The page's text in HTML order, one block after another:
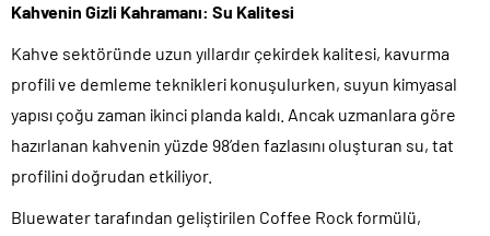
Kahvenin Gizli Kahramanı: Su Kalitesi
Kahve sektöründe uzun yıllardır çekirdek kalitesi, kavurma
profili ve demleme teknikleri konuşulurken, suyun kimyasal
yapısı çoğu zaman ikinci planda kaldı. Ancak uzmanlara göre
hazırlanan kahvenin yüzde 98’den fazlasını oluşturan su, tat
profilini doğrudan etkiliyor.
Bluewater tarafından geliştirilen Coffee Rock formülü,